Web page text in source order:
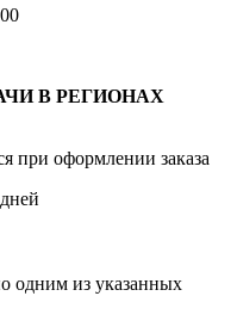
В РЕГИОНАХ
при оформлении заказа
одним из указанных